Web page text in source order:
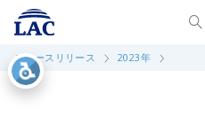
ニュースリリース 2023年